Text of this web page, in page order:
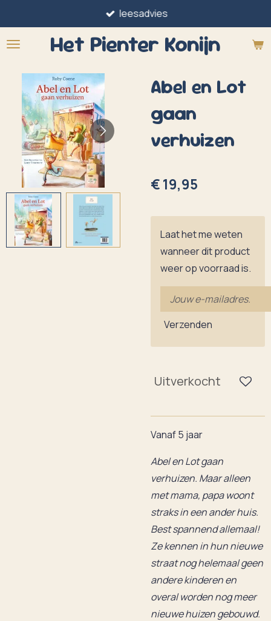
direct
naar
hoofdinhoud
Het Pienter Konijn
leesadvies
Abel en Lot
gaan
verhuizen
€ 19,95
Laat het me weten
wanneer dit product
weer op voorraad is.
Verzenden
Uitverkocht
Vanaf 5 jaar
Abel en Lot gaan
verhuizen. Maar alleen
met mama, papa woont
straks in een ander huis.
Best spannend allemaal!
Ze kennen in hun nieuwe
straat nog helemaal geen
andere kinderen en
overal worden nog meer
nieuwe huizen gebouwd.